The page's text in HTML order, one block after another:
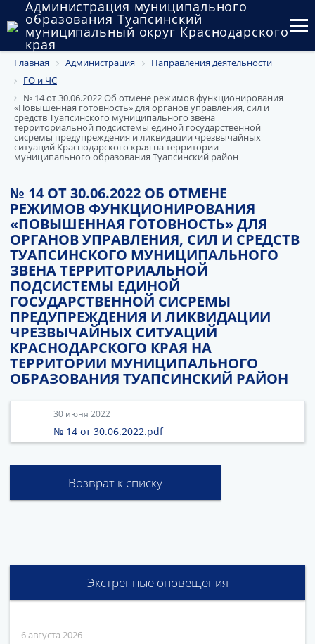
Администрация муниципального
образования Туапсинский
муниципальный округ Краснодарского
края
Округ
Администрация
Муниципальные закупки
Государственный и муниципальный контроль
Муниципальное имущество
Публичные слушания и общественные обсуждения
Документы
Главная Администрация
Направления деятельности
ГО и ЧС
№ 14 от 30.06.2022 Об отмене режимов функционирования
«Повышенная готовность» для органов управления, сил и
средств Туапсинского муниципального звена
территориальной подсистемы единой государственной
сисремы предупреждения и ликвидации чрезвычайных
ситуаций Краснодарского края на территории
муниципального образования Туапсинский район
№ 14 ОТ 30.06.2022 ОБ ОТМЕНЕ
РЕЖИМОВ ФУНКЦИОНИРОВАНИЯ
«ПОВЫШЕННАЯ ГОТОВНОСТЬ» ДЛЯ
ОРГАНОВ УПРАВЛЕНИЯ, СИЛ И СРЕДСТВ
ТУАПСИНСКОГО МУНИЦИПАЛЬНОГО
ЗВЕНА ТЕРРИТОРИАЛЬНОЙ
ПОДСИСТЕМЫ ЕДИНОЙ
ГОСУДАРСТВЕННОЙ СИСРЕМЫ
ПРЕДУПРЕЖДЕНИЯ И ЛИКВИДАЦИИ
ЧРЕЗВЫЧАЙНЫХ СИТУАЦИЙ
КРАСНОДАРСКОГО КРАЯ НА
ТЕРРИТОРИИ МУНИЦИПАЛЬНОГО
ОБРАЗОВАНИЯ ТУАПСИНСКИЙ РАЙОН
30 июня 2022
№ 14 от 30.06.2022.pdf
Возврат к списку
Экстренные оповещения
6 августа 2026